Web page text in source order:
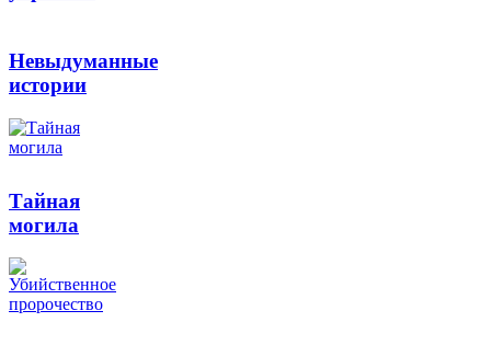
Невыдуманные
истории
Тайная
могила